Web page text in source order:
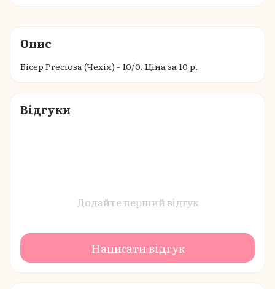
Опис
Бісер Preciosa (Чехія) - 10/0. Ціна за 10 р.
Відгуки
Додайте перший відгук
Написати відгук